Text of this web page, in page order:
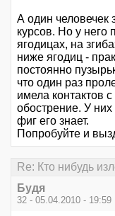
А один человечек
курсов. Но у него
ягодицах, на
ниже ягодиц -
постоянно
что один раз
имела контактов
обострение. У
фиг его знает.
Попробуйте и
Re: Кто нибудь
Будя
32 - 05.04.2010 - 19:59